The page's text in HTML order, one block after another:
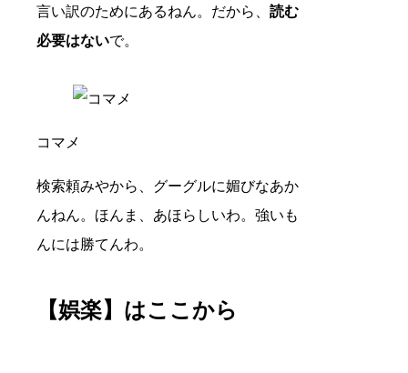
言い訳のためにあるねん。だから、読む
必要はないで。
コマメ
検索頼みやから、グーグルに媚びなあか
んねん。ほんま、あほらしいわ。強いも
んには勝てんわ。
【娯楽】はここから